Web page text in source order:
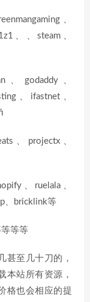
、
、、steam、
godaddy、
、ifastnet、
、projectx、
、ruelala、
、bricklink等
等等
甚至几十刀的，
本站所有资源，
格也会相应的提